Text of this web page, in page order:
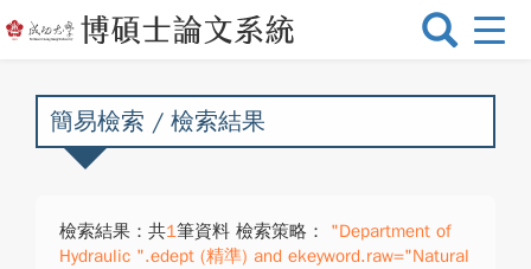
選
換
簡易檢索 / 檢索結果
檢索結果：共1筆資料 檢索策略：
"Department of
Hydraulic ".edept (精準) and ekeyword.raw="Natural